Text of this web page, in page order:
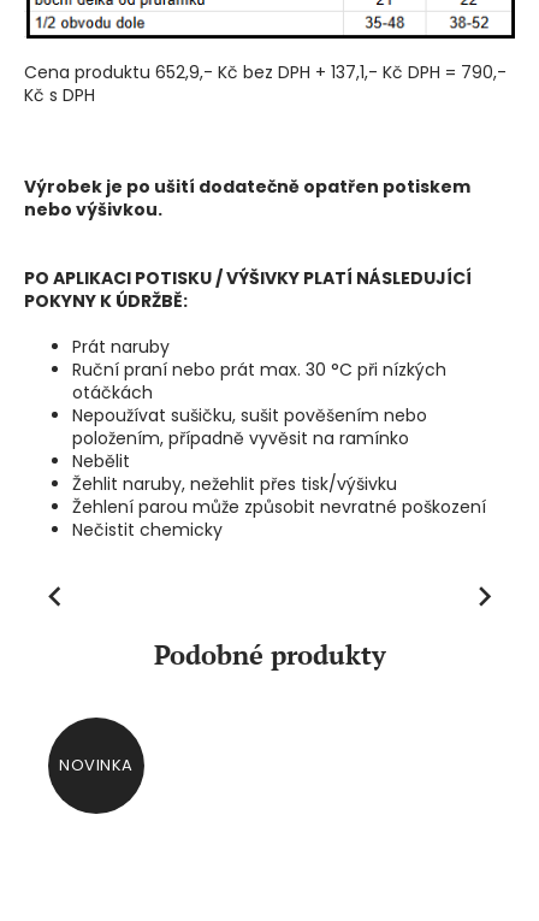
Cena produktu 652,9,- Kč bez DPH + 137,1,- Kč DPH = 790,-
Kč s DPH
Výrobek je po ušití dodatečně opatřen potiskem
nebo výšivkou.
PO APLIKACI POTISKU / VÝŠIVKY PLATÍ NÁSLEDUJÍCÍ
POKYNY K ÚDRŽBĚ:
Prát naruby
Ruční praní nebo prát max. 30 °C při nízkých
otáčkách
Nepoužívat sušičku, sušit pověšením nebo
položením, případně vyvěsit na ramínko
Nebělit
Žehlit naruby, nežehlit přes tisk/výšivku
Žehlení parou může způsobit nevratné poškození
Nečistit chemicky
Podobné produkty
Previous
NOVINKA
Next